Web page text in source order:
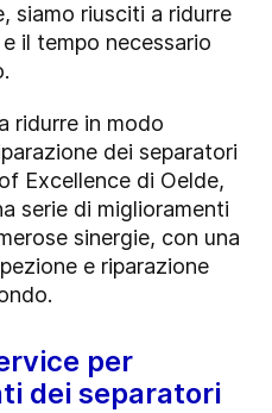
siamo riusciti a ridurre
il tempo necessario
ridurre in modo
dei separatori
Excellence di Oelde,
serie di miglioramenti
sinergie, con una
e riparazione
per
dei separatori